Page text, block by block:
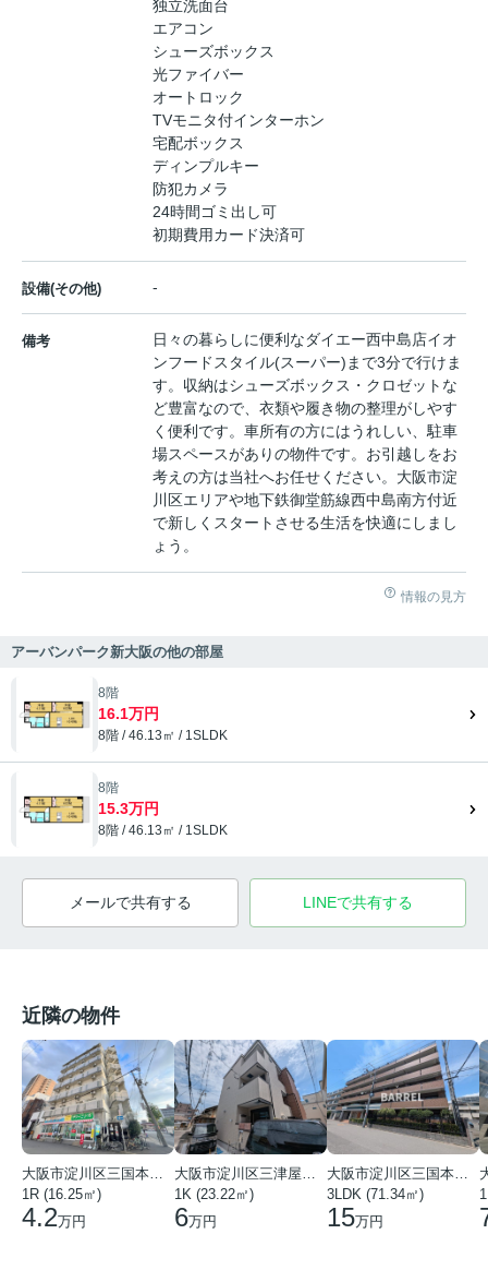
独立洗面台
エアコン
シューズボックス
光ファイバー
オートロック
TVモニタ付インターホン
宅配ボックス
ディンプルキー
防犯カメラ
24時間ゴミ出し可
初期費用カード決済可
設備(その他) -
備考
日々の暮らしに便利なダイエー西中島店イオ
ンフードスタイル(スーパー)まで3分で行けま
す。収納はシューズボックス・クロゼットな
ど豊富なので、衣類や履き物の整理がしやす
く便利です。車所有の方にはうれしい、駐車
場スペースがありの物件です。お引越しをお
考えの方は当社へお任せください。大阪市淀
川区エリアや地下鉄御堂筋線西中島南方付近
で新しくスタートさせる生活を快適にしまし
ょう。
情報の見方
アーバンパーク新大阪の他の部屋
8階
16.1万円
8階 / 46.13㎡ / 1SLDK
8階
15.3万円
8階 / 46.13㎡ / 1SLDK
メールで共有する LINEで共有する
近隣の物件
1R (16.25㎡)
4.2万円
大阪市淀川区三津屋中２丁目
1K (23.22㎡)
6万円
大阪市淀川区三国本町２丁目
3LDK (71.34㎡)
15万円